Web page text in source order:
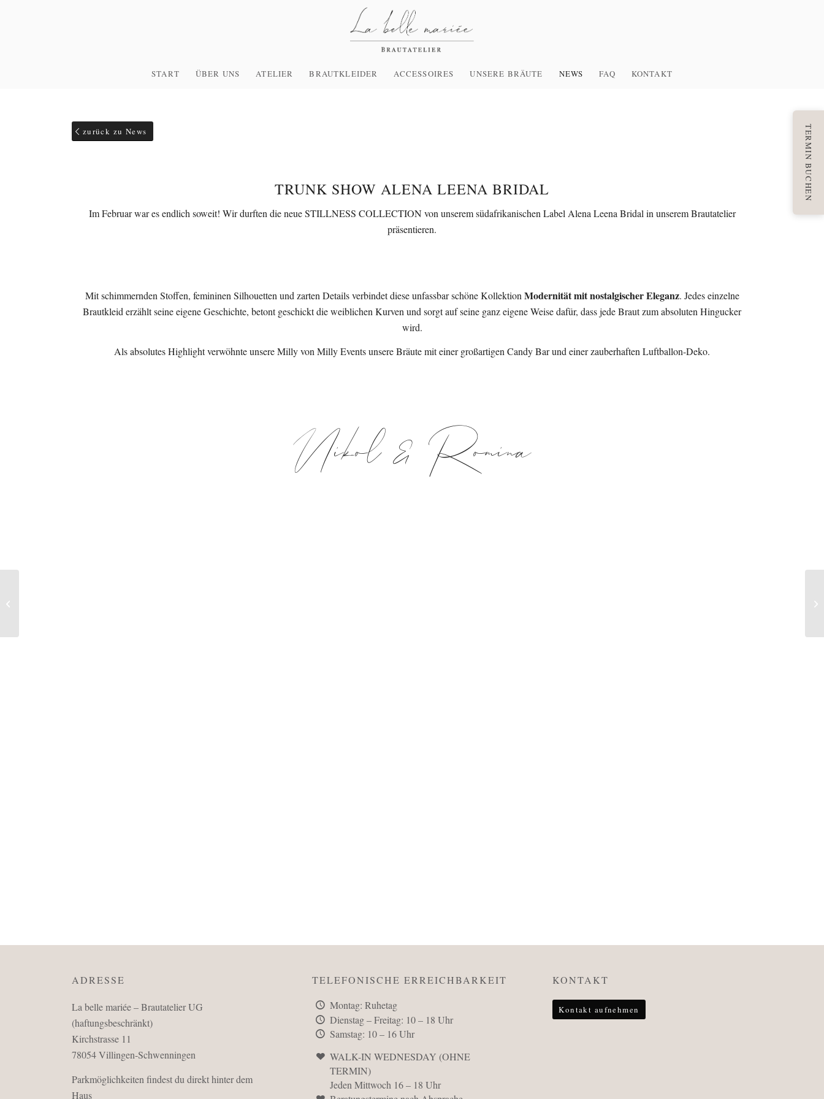
START ÜBER UNS ATELIER BRAUTKLEIDER ACCESSOIRES UNSERE BRÄUTE NEWS FAQ KONTAKT
zurück zu News
TRUNK SHOW ALENA LEENA BRIDAL
Im Februar war es endlich soweit! Wir durften die neueSTILLNESS COLLECTIONvon unserem südafrikanischen Label Alena Leena Bridal in unserem Brautatelier
präsentieren.
Mit schimmernden Stoffen, femininen Silhouetten und zarten Details verbindet diese unfassbar schöne Kollektion Modernität mit nostalgischer Eleganz. Jedes einzelne
Brautkleid erzählt seine eigene Geschichte, betont geschickt die weiblichen Kurven und sorgt auf seine ganz eigene Weise dafür, dass jede Braut zum absoluten Hingucker
wird.
Als absolutes Highlight verwöhnte unsere Milly von Milly Events unsere Bräute mit einer großartigen Candy Bar und einer zauberhaften Luftballon-Deko.
Nikol & Romina
ADRESSE TELEFONISCHE ERREICHBARKEIT KONTAKT
La belle mariée – Brautatelier UG
(haftungsbeschränkt)
Kirchstrasse 11
78054 Villingen-Schwenningen
Parkmöglichkeiten findest du direkt hinter dem
Haus
Montag: Ruhetag
Dienstag – Freitag: 10 – 18 Uhr
Samstag: 10 – 16 Uhr
WALK-IN WEDNESDAY (OHNE
TERMIN)
Jeden Mittwoch 16 – 18 Uhr
Kontakt aufnehmen
TERMIN BUCHEN